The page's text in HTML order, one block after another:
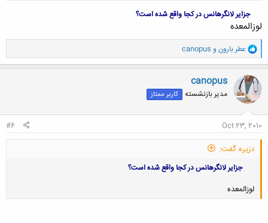
جزایر لانگرهانس در کجا واقع شده است؟
لوزالمعده
و
ا
ک
ن
ش
ه
ا
عطر بارون و canopus
canopus
مدیر بازنشسته کاربر ممتاز
Oct 23, 2010
#6
دزيره گفت:
جزایر لانگرهانس در کجا واقع شده است؟
لوزالمعده